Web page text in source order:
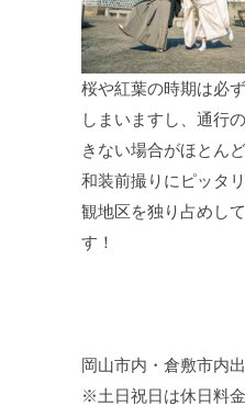
桜や紅葉の時期は必
しまいますし、通行
きない場合がほとんど
和装前撮りにピッタ
観地区を独り占めし
す！
岡山市内・倉敷市内
※土日祝日は休日料